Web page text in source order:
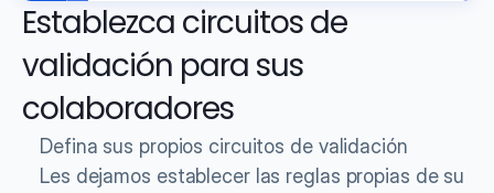
Establezca circuitos de
validación para sus
colaboradores
Les dejamos establecer las reglas propias de su
Defina sus propios circuitos de validación